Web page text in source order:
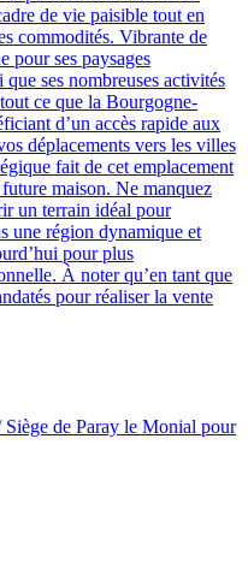
de vie paisible tout en
commodités. Vibrante de
pour ses paysages
ses nombreuses activités
ce que la Bourgogne-
d’un accès rapide aux
déplacements vers les villes
fait de cet emplacement
maison. Ne manquez
un terrain idéal pour
une région dynamique et
pour plus
À noter qu’en tant que
pour réaliser la vente